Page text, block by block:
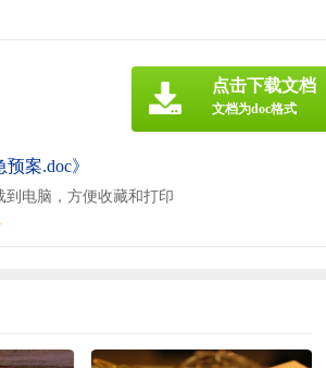
案.doc》
到电脑，方便收藏和打印
点击下载文档
文档为doc格式